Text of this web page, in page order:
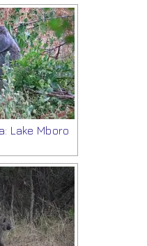
Lake Mboro